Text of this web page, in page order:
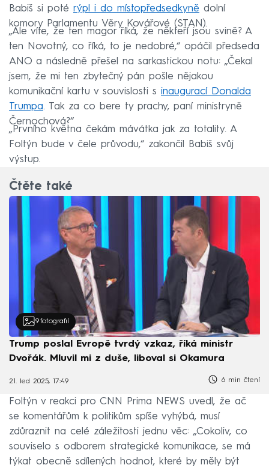
Babiš si poté rýpl i do místopředsedkyně dolní
komory Parlamentu Věry Kovářové (STAN).
„Ale víte, že ten magor říká, že někteří jsou svině? A
ten Novotný, co říká, to je nedobré,“ opáčil předseda
ANO a následně přešel na sarkastickou notu: „Čekal
jsem, že mi ten zbytečný pán pošle nějakou
komunikační kartu v souvislosti s inaugurací Donalda
Trumpa. Tak za co bere ty prachy, paní ministryně
Černochová?“
„Prvního května čekám mávátka jak za totality. A
Foltýn bude v čele průvodu,“ zakončil Babiš svůj
výstup.
Čtěte také
9 fotografií
Trump poslal Evropě tvrdý vzkaz, říká ministr
Dvořák. Mluvil mi z duše, liboval si Okamura
21. led 2025, 17:49 6 min čtení
Foltýn v reakci pro CNN Prima NEWS uvedl, že ač
se komentářům k politikům spíše vyhýbá, musí
zdůraznit na celé záležitosti jednu věc: „Cokoliv, co
souviselo s odborem strategické komunikace, se má
týkat obecně sdílených hodnot, které by měly být